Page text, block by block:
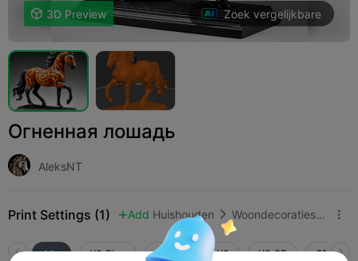
 3D Preview Zoek vergelijkbare
Огненная лошадь
AleksNT
Print Settings (1)  Add Huishouden  Woondecoraties & ornamenten 
Alle K2 Plus K2 Pro K2 K2 SE SPARKX